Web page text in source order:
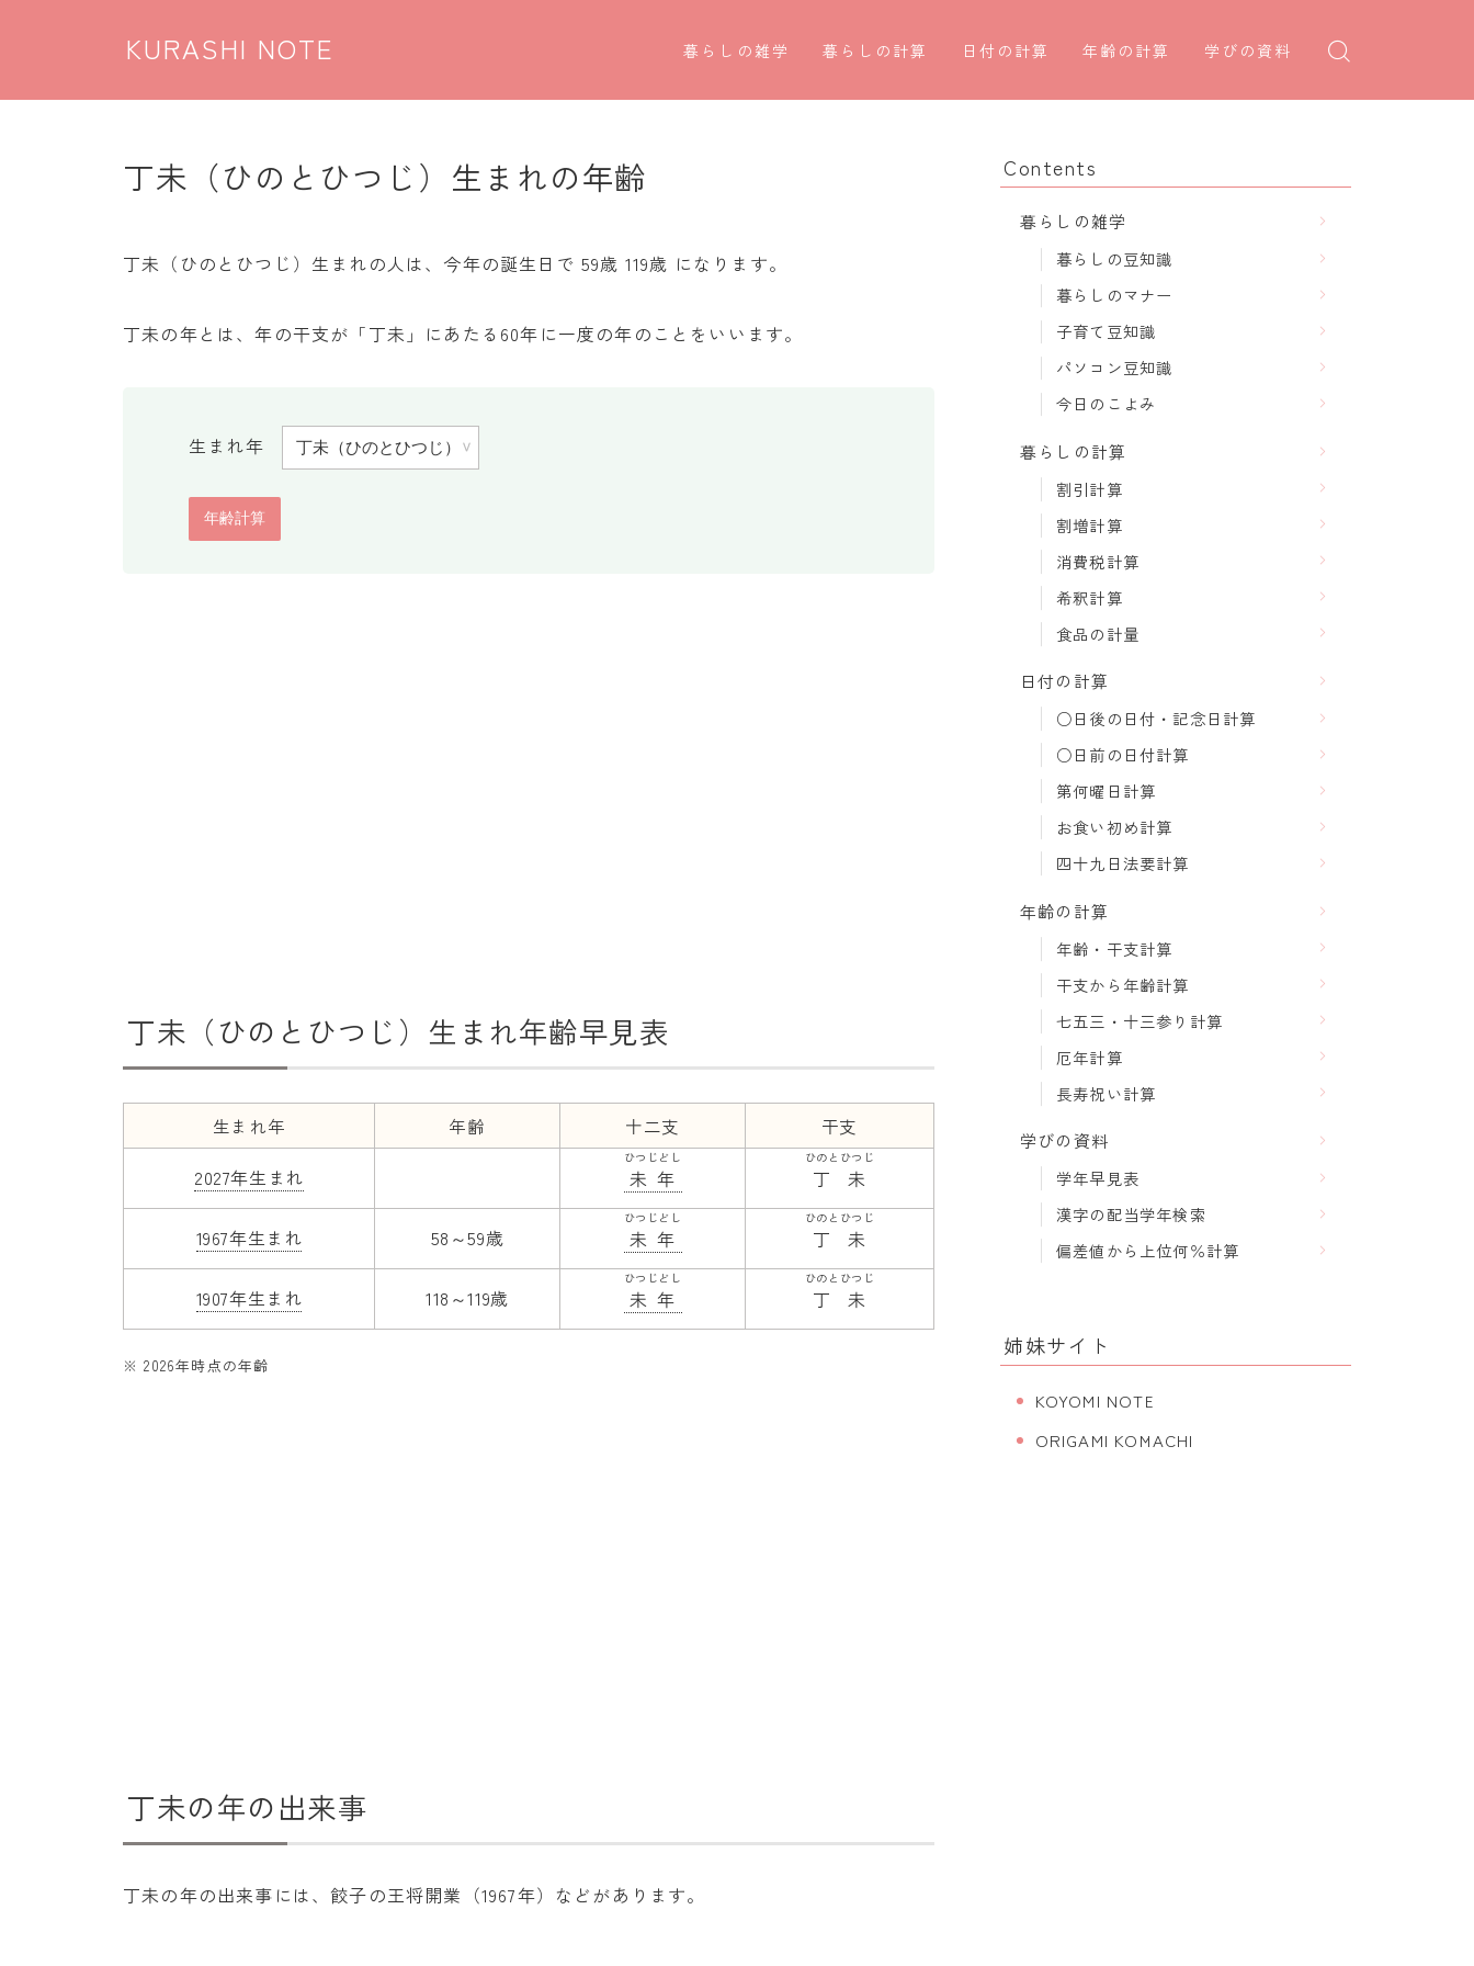
KURASHI NOTE 暮らしの雑学
暮らしの豆知識
暮らしの計算
割引計算
日付の計算
○日後の日付・記念日計算
四十九日法要計算
年齢の計算
年齢・干支計算
長寿祝い計算
学びの資料
学年早見表
丁未（ひのとひつじ）生まれの年齢
丁未（ひのとひつじ）生まれの人は、今年の誕生日で 59歳 119歳 になります。
丁未の年とは、年の干支が「丁未」にあたる60年に一度の年のことをいいます。
生まれ年
丁未（ひのとひつじ）生まれ年齢早見表
生まれ年 年齢 十二支 干支
2027年生まれ 未年
ひつじどし
丁未
ひのとひつじ
1967年生まれ 58～59歳 未年
ひつじどし
丁未
ひのとひつじ
1907年生まれ 118～119歳 未年
ひつじどし
丁未
ひのとひつじ
※ 2026年時点の年齢
丁未の年の出来事
丁未の年の出来事には、餃子の王将開業（1967年）などがあります。
Contents
暮らしの雑学
暮らしの豆知識
暮らしのマナー
子育て豆知識
パソコン豆知識
今日のこよみ
暮らしの計算
割引計算
割増計算
消費税計算
希釈計算
食品の計量
日付の計算
○日後の日付・記念日計算
○日前の日付計算
第何曜日計算
お食い初め計算
四十九日法要計算
年齢の計算
年齢・干支計算
干支から年齢計算
七五三・十三参り計算
厄年計算
長寿祝い計算
学びの資料
学年早見表
漢字の配当学年検索
偏差値から上位何％計算
姉妹サイト
KOYOMI NOTE
ORIGAMI KOMACHI